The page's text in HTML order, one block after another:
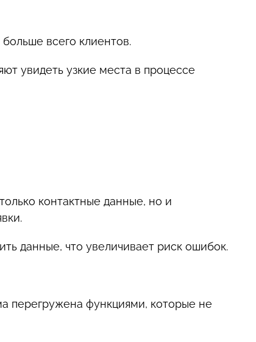
всего клиентов.
увидеть узкие места в процессе
контактные данные, но и
данные, что увеличивает риск ошибок.
перегружена функциями, которые не